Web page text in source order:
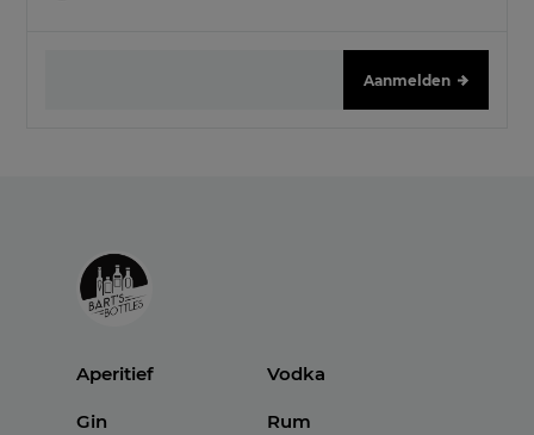
Aanmelden
Aperitief Vodka
Gin Rum